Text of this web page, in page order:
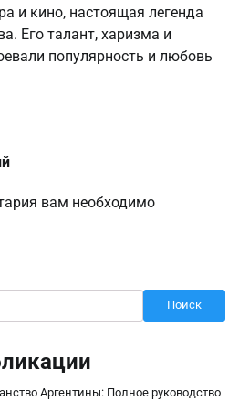
и кино, настоящая легенда
Его талант, харизма и
популярность и любовь
вам необходимо
Поиск
Аргентины: Полное руководство